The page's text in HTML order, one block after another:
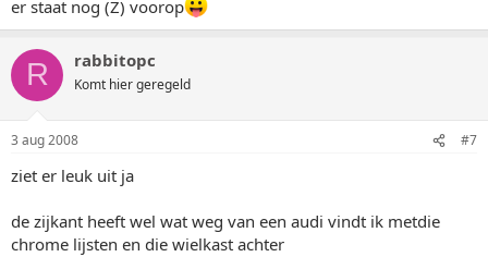
er staat nog (Z) voorop
R rabbitopc
Komt hier geregeld
3 aug 2008 #7
ziet er leuk uit ja
de zijkant heeft wel wat weg van een audi vindt ik metdie
chrome lijsten en die wielkast achter